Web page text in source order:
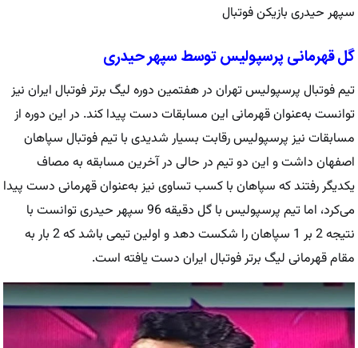
سپهر حیدری بازیکن فوتبال
گل قهرمانی پرسپولیس توسط سپهر حیدری
تیم فوتبال پرسپولیس تهران در هفتمین دوره لیگ برتر فوتبال ایران نیز
توانست به‌عنوان قهرمانی این مسابقات دست پیدا کند. در این دوره از
مسابقات نیز پرسپولیس رقابت بسیار شدیدی با تیم فوتبال سپاهان
اصفهان داشت و این دو تیم در حالی در آخرین مسابقه به مصاف
یکدیگر رفتند که سپاهان با کسب تساوی نیز به‌عنوان قهرمانی دست پیدا
می‌کرد، اما تیم پرسپولیس با گل دقیقه 96 سپهر حیدری توانست با
نتیجه 2 بر 1 سپاهان را شکست دهد و اولین تیمی باشد که 2 بار به
مقام قهرمانی لیگ برتر فوتبال ایران دست یافته است.